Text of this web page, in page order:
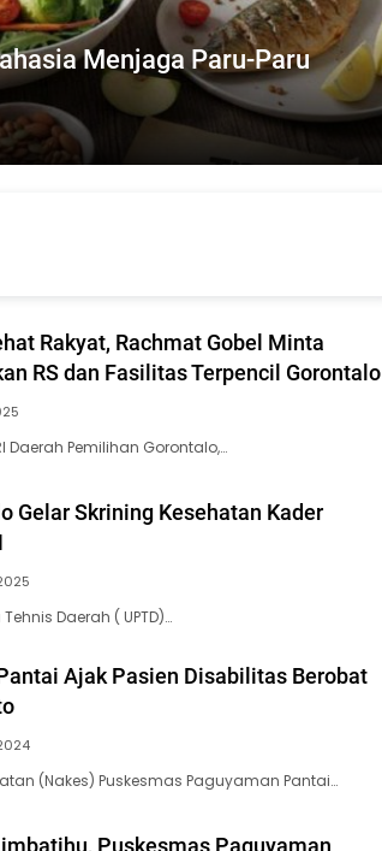
Menjaga Paru-Paru
Rakyat, Rachmat Gobel Minta
RS dan Fasilitas Terpencil Gorontalo
Daerah Pemilihan Gorontalo,…
Gelar Skrining Kesehatan Kader
Daerah ( UPTD)…
Ajak Pasien Disabilitas Berobat
(Nakes) Puskesmas Paguyaman Pantai…
Puskesmas Paguyaman